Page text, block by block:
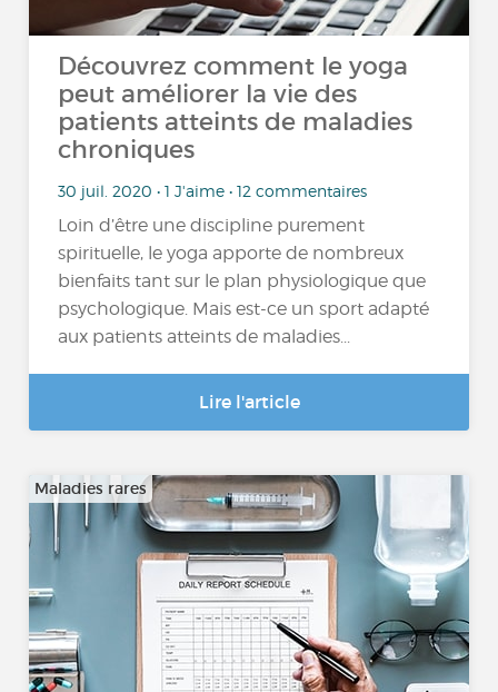
Découvrez comment le yoga
peut améliorer la vie des
patients atteints de maladies
chroniques
30 juil. 2020 • 1 J'aime • 12 commentaires
Loin d’être une discipline purement
spirituelle, le yoga apporte de nombreux
bienfaits tant sur le plan physiologique que
psychologique. Mais est-ce un sport adapté
aux patients atteints de maladies...
Lire l'article
Maladies rares